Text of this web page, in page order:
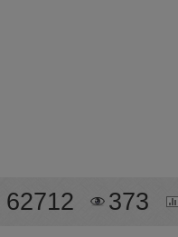
62712 373